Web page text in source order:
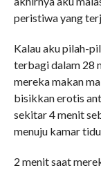
peristiwa yang
Kalau aku pilah-
terbagi dalam 28
mereka makan
bisikkan erotis
sekitar 4 menit
menuju kamar
2 menit saat